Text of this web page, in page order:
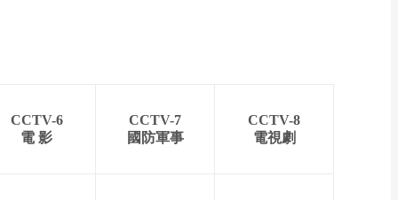
CCTV-6
電 影
CCTV-7
國防軍事
CCTV-8
電視劇